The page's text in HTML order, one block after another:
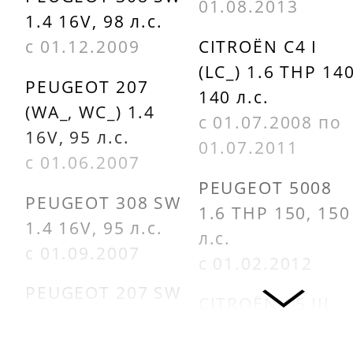
1.4 16V, 98 л.с.
с 01.12.2009
PEUGEOT 207
(WA_, WC_) 1.4
16V, 95 л.с.
с 01.06.2007
PEUGEOT 308 SW
1.4 16V, 95 л.с.
с 01.09.2007
PEUGEOT 207 SW
01.08.2013
CITROËN C4 I
(LC_) 1.6 THP
140 л.с.
с 01.07.2008 по
01.07.2011
PEUGEOT 5008
1.6 THP 150, 150
л.с.
с 01.02.2012
CITROËN C5 III